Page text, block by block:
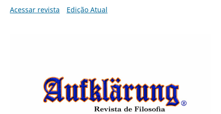
Acessar revista
Edição Atual